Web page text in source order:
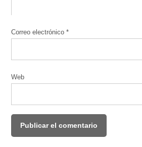
Correo electrónico*
Web